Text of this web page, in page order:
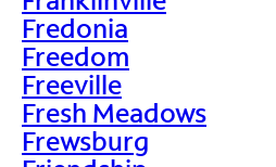
Fredonia
Freedom
Freeville
Fresh Meadows
Frewsburg